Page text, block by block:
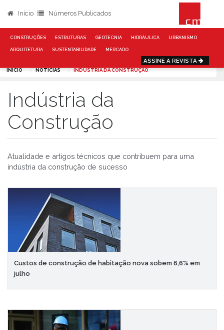
Início Números Publicados
CONSTRUÇÕES ESTRUTURAS GEOTECNIA HIDRÁULICA URBANISMO
ARQUITETURA SUSTENTABILIDADE MERCADO
ASSINE A REVISTA
INÍCIO NOTÍCIAS INDÚSTRIA DA CONSTRUÇÃO
Indústria da
Construção
Atualidade e artigos técnicos que contribuem para uma
indústria da construção de sucesso
Custos de construção de habitação nova sobem 6,6% em
julho